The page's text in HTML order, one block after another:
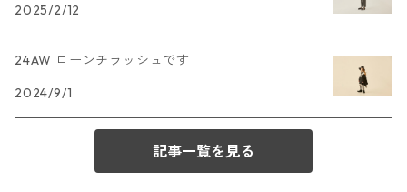
2025/2/12
24AW ローンチラッシュです
2024/9/1
記事一覧を見る